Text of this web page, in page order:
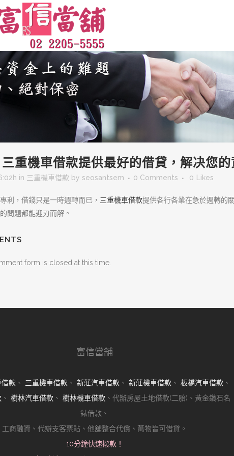
三重機車借款提供最好的借貸，解决您
in 三重機車借款 by seosantsem 0 Comments 0 Likes
利，借錢只是一時週轉而已， 三重機車借款提供各行各業在急於週轉的
問題都能迎刃而解。
form is closed at this time.
富信當舖
借款 、 三重機車借款 、 新莊汽車借款 、 新莊機車借款 、 板橋汽車借款 、
、 樹林汽車借款 、 樹林機車借款 、代辦房屋土地借款(二胎)、黃金鑽石名
錶借款、
工商融資、代辦支客票貼、他舖整合代償、萬物皆可借貸。
10分鐘快速撥款！